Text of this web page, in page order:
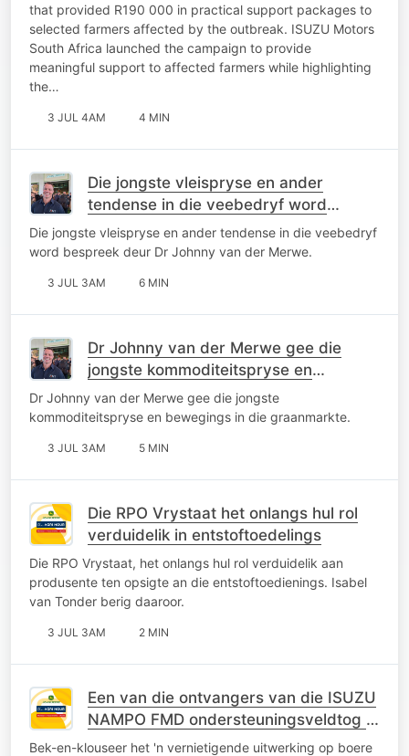
that provided R190 000 in practical support packages to
selected farmers affected by the outbreak. ISUZU Motors
South Africa launched the campaign to provide
meaningful support to affected farmers while highlighting
the…
3 JUL 4AM 4 MIN
Die jongste vleispryse en ander
tendense in die veebedryf word
bespreek deur Dr Johnny van der
Merwe
Die jongste vleispryse en ander tendense in die veebedryf
word bespreek deur Dr Johnny van der Merwe.
3 JUL 3AM 6 MIN
Dr Johnny van der Merwe gee die
jongste kommoditeitspryse en
bewegings in die graanmarkte
Dr Johnny van der Merwe gee die jongste
kommoditeitspryse en bewegings in die graanmarkte.
3 JUL 3AM 5 MIN
Die RPO Vrystaat het onlangs hul rol
verduidelik in entstoftoedelings
Die RPO Vrystaat, het onlangs hul rol verduidelik aan
produsente ten opsigte an die entstoftoedienings. Isabel
van Tonder berig daaroor.
3 JUL 3AM 2 MIN
Een van die ontvangers van die ISUZU
NAMPO FMD ondersteuningsveldtog is
onlangs aangewys
Bek-en-klouseer het 'n vernietigende uitwerking op boere